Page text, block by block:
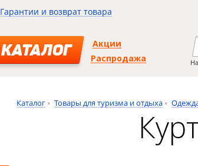
Гарантии и возврат товара
КАТАЛОГ
Акции
Распродажа
Каталог Товары для туризма и отдыха